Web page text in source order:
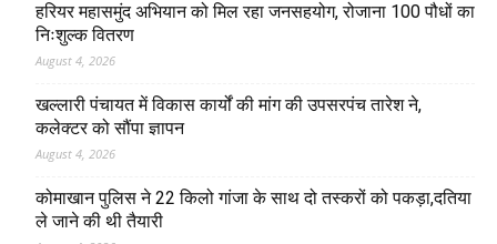
हरियर महासमुंद अभियान को मिल रहा जनसहयोग, रोजाना 100 पौधों का
निःशुल्क वितरण
August 4, 2026
खल्लारी पंचायत में विकास कार्यों की मांग की उपसरपंच तारेश ने,
कलेक्टर को सौंपा ज्ञापन
August 4, 2026
कोमाखान पुलिस ने 22 किलो गांजा के साथ दो तस्करों को पकड़ा,दतिया
ले जाने की थी तैयारी